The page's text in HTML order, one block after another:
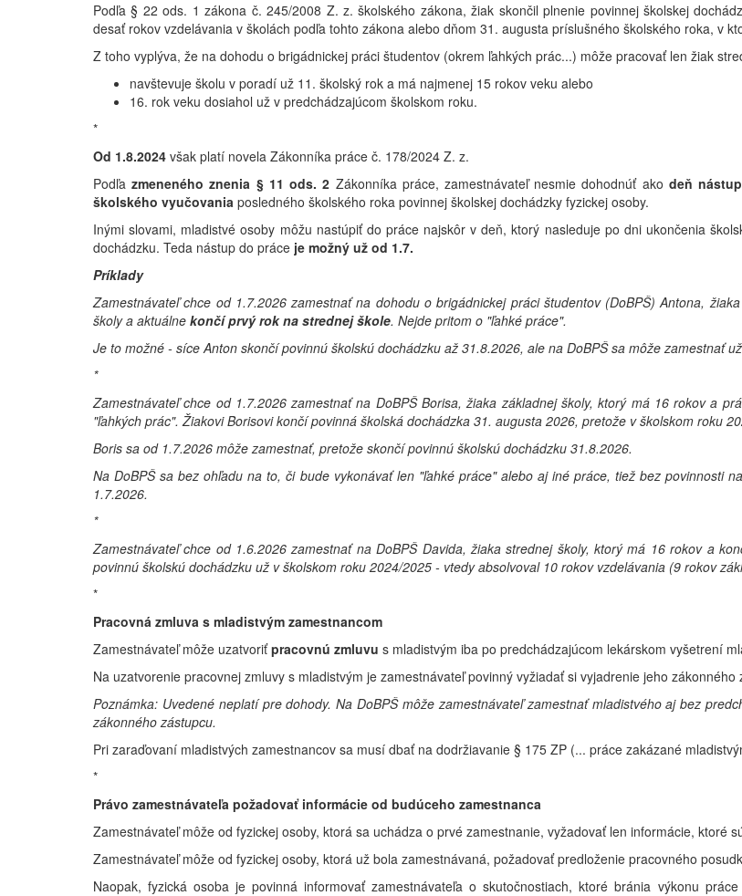
Podľa § 22 ods. 1 zákona č. 245/2008 Z. z. školského zákona, žiak skončil plnenie povinnej školskej
desať rokov vzdelávania v školách podľa tohto zákona alebo dňom 31. augusta príslušného školského roka, v
Z toho vyplýva, že na dohodu o brigádnickej práci študentov (okrem ľahkých prác...) môže pracovať len žiak
navštevuje školu v poradí už 11. školský rok a má najmenej 15 rokov veku alebo
16. rok veku dosiahol už v predchádzajúcom školskom roku.
*
Od 1.8.2024 však platí novela Zákonníka práce č. 178/2024 Z. z.
Podľazmeneného znenia § 11 ods. 2 Zákonníka práce, zamestnávateľ nesmie dohodnúť ako deň
školského vyučovania posledného školského roka povinnej školskej dochádzky fyzickej osoby.
Inými slovami, mladistvé osoby môžu nastúpiť do práce najskôr v deň, ktorý nasleduje po dni ukončenia
dochádzku. Teda nástup do práce je možný už od 1.7.
Príklady
Zamestnávateľ chce od 1.7.2026 zamestnať na dohodu o brigádnickej práci študentov (DoBPŠ) Antona,
školy a aktuálne končí prvý rok na strednej škole. Nejde pritom o "ľahké práce".
Je to možné - síce Anton skončí povinnú školskú dochádzku až 31.8.2026, ale na DoBPŠ sa môže zamestnať
*
Zamestnávateľ chce od 1.7.2026 zamestnať na DoBPŠ Borisa, žiaka základnej školy, ktorý má 16 rokov a
"ľahkých prác". Žiakovi Borisovi končí povinná školská dochádzka 31. augusta 2026, pretože v školskom roku
Boris sa od 1.7.2026 môže zamestnať, pretože skončí povinnú školskú dochádzku 31.8.2026.
Na DoBPŠ sa bez ohľadu na to, či bude vykonávať len "ľahké práce" alebo aj iné práce, tiež bez povinnosti
1.7.2026.
*
Zamestnávateľ chce od 1.6.2026 zamestnať na DoBPŠ Davida, žiaka strednej školy, ktorý má 16 rokov a
povinnú školskú dochádzku už v školskom roku 2024/2025 - vtedy absolvoval 10 rokov vzdelávania (9 rokov
*
Pracovná zmluva s mladistvým zamestnancom
Zamestnávateľ môže uzatvoriťpracovnú zmluvu s mladistvým iba po predchádzajúcom lekárskom vyšetrení
Na uzatvorenie pracovnej zmluvy s mladistvým je zamestnávateľ povinný vyžiadať si vyjadrenie jeho zákonného
Poznámka: Uvedené neplatí pre dohody. Na DoBPŠ môže zamestnávateľ zamestnať mladistvého aj bez
zákonného zástupcu.
Pri zaraďovaní mladistvých zamestnancov sa musí dbať na dodržiavanie § 175 ZP (... práce zakázané
*
Právo zamestnávateľa požadovať informácie od budúceho zamestnanca
Zamestnávateľ môže od fyzickej osoby, ktorá sa uchádza o prvé zamestnanie, vyžadovať len informácie, ktoré
Zamestnávateľ môže od fyzickej osoby, ktorá už bola zamestnávaná, požadovať predloženie pracovného
Naopak, fyzická osoba je povinná informovať zamestnávateľa o skutočnostiach, ktoré bránia výkonu